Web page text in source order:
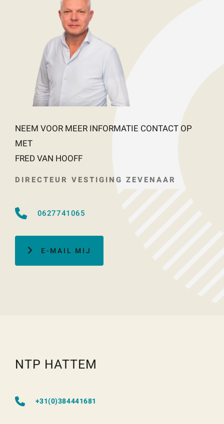
NEEM VOOR MEER INFORMATIE CONTACT OP
MET
FRED VAN HOOFF
DIRECTEUR VESTIGING ZEVENAAR
0627741065
E-MAIL MIJ
NTP HATTEM
+31(0)384441681